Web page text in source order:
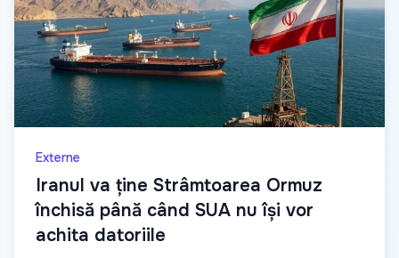
Externe
Iranul va ține Strâmtoarea Ormuz
închisă până când SUA nu își vor
achita datoriile